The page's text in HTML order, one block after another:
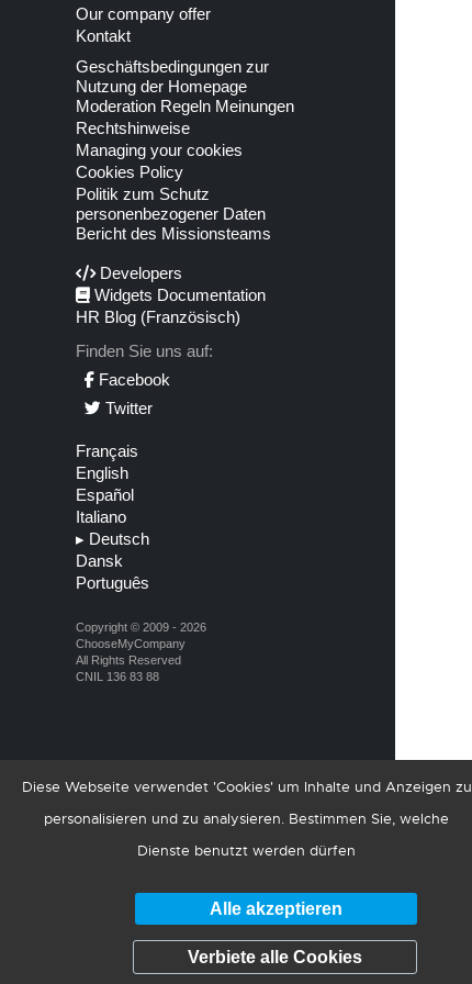
Our company offer
Kontakt
Geschäftsbedingungen zur
Nutzung der Homepage
Moderation Regeln Meinungen
Rechtshinweise
Managing your cookies
Cookies Policy
Politik zum Schutz
personenbezogener Daten
Bericht des Missionsteams
Developers
Widgets Documentation
HR Blog (Französisch)
Finden Sie uns auf:
Facebook
Twitter
Français
English
Español
Italiano
▸ Deutsch
Dansk
Português
Copyright © 2009 - 2026
ChooseMyCompany
All Rights Reserved
CNIL 136 83 88
Diese Webseite verwendet 'Cookies' um Inhalte und Anzeigen zu
personalisieren und zu analysieren. Bestimmen Sie, welche
Dienste benutzt werden dürfen
Alle akzeptieren
Verbiete alle Cookies